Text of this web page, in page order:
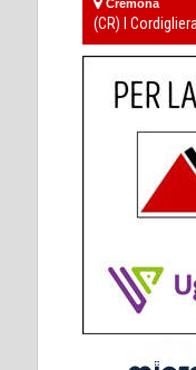
Cremona
(CR) I